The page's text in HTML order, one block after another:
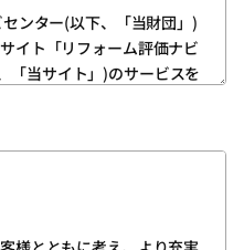
ンター(以下、「当財団」)
イト「リフォーム評価ナビ
当サイト」)のサービスを
内容を理解したうえ、ご同
ユーザー登録をお願いいた